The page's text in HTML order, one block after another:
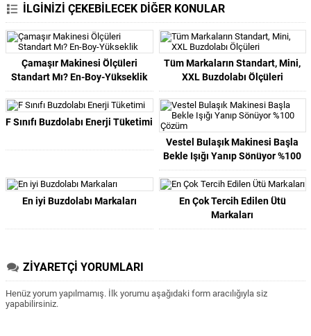
İLGİNİZİ ÇEKEBİLECEK DİĞER KONULAR
Çamaşır Makinesi Ölçüleri
Standart Mı? En-Boy-Yükseklik
Tüm Markaların Standart, Mini,
XXL Buzdolabı Ölçüleri
F Sınıfı Buzdolabı Enerji Tüketimi
Vestel Bulaşık Makinesi Başla
Bekle Işığı Yanıp Sönüyor %100
Çözüm
En iyi Buzdolabı Markaları
En Çok Tercih Edilen Ütü
Markaları
ZİYARETÇİ YORUMLARI
Henüz yorum yapılmamış. İlk yorumu aşağıdaki form aracılığıyla siz
yapabilirsiniz.